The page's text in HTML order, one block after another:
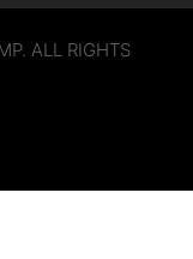
ALL RIGHTS